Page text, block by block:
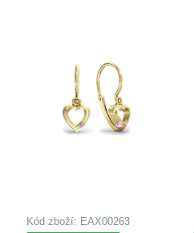
Kód zboží: EAX00263